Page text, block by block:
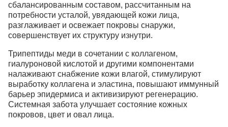
сбалансированным составом, рассчитанным на
потребности усталой, увядающей кожи лица,
разглаживает и освежает покровы снаружи,
совершенствует их структуру изнутри.
Трипептиды меди в сочетании с коллагеном,
гиалуроновой кислотой и другими компонентами
налаживают снабжение кожи влагой, стимулируют
выработку коллагена и эластина, повышают иммунный
барьер эпидермиса и активизируют регенерацию.
Системная забота улучшает состояние кожных
покровов, цвет и овал лица.